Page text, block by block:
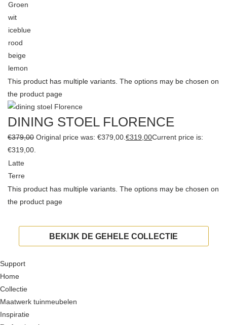
Groen
wit
iceblue
rood
beige
lemon
This product has multiple variants. The options may be chosen on
the product page
DINING STOEL FLORENCE
€379,00 Original price was: €379,00. €319,00Current price is:
€319,00.
Latte
Terre
This product has multiple variants. The options may be chosen on
the product page
BEKIJK DE GEHELE COLLECTIE
Support
Home
Collectie
Maatwerk tuinmeubelen
Inspiratie